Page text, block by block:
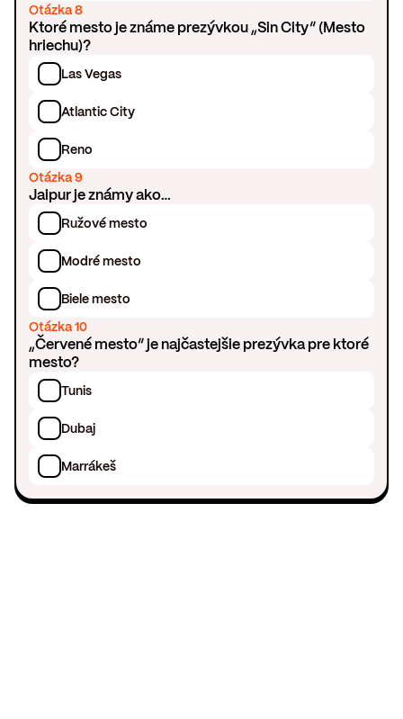
Otázka 8
Ktoré mesto je známe prezývkou „Sin City“ (Mesto
hriechu)?
Las Vegas
Atlantic City
Reno
Otázka 9
Jaipur je známy ako…
Ružové mesto
Modré mesto
Biele mesto
Otázka 10
„Červené mesto“ je najčastejšie prezývka pre ktoré
mesto?
Tunis
Dubaj
Marrákeš